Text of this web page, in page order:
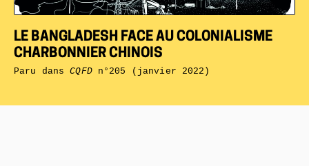
LE BANGLADESH FACE AU COLONIALISME
CHARBONNIER CHINOIS
Paru dansCQFDn°205 (janvier 2022)